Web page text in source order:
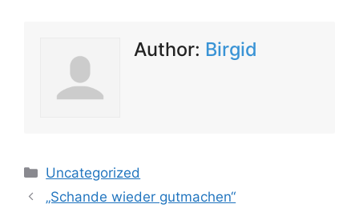
Author: Birgid
Kategorien
Uncategorized
„Schande wieder gutmachen“